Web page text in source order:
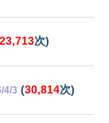
23,713次)
4/3 (30,814次)